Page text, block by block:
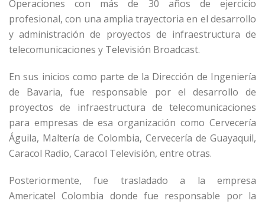
Operaciones con más de 30 años de ejercicio
profesional, con una amplia trayectoria en el desarrollo
y administración de proyectos de infraestructura de
telecomunicaciones y Televisión Broadcast.
En sus inicios como parte de la Dirección de Ingeniería
de Bavaria, fue responsable por el desarrollo de
proyectos de infraestructura de telecomunicaciones
para empresas de esa organización como Cervecería
Águila, Maltería de Colombia, Cervecería de Guayaquil,
Caracol Radio, Caracol Televisión, entre otras.
Posteriormente, fue trasladado a la empresa
Americatel Colombia donde fue responsable por la